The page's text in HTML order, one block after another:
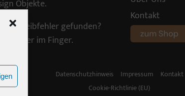
Objekte.
gefunden?
Splitter im Finger.
Kontakt
zum Shop
Datenschutzhinweis Impressum
Kontakt
Cookie-Richtlinie (EU)